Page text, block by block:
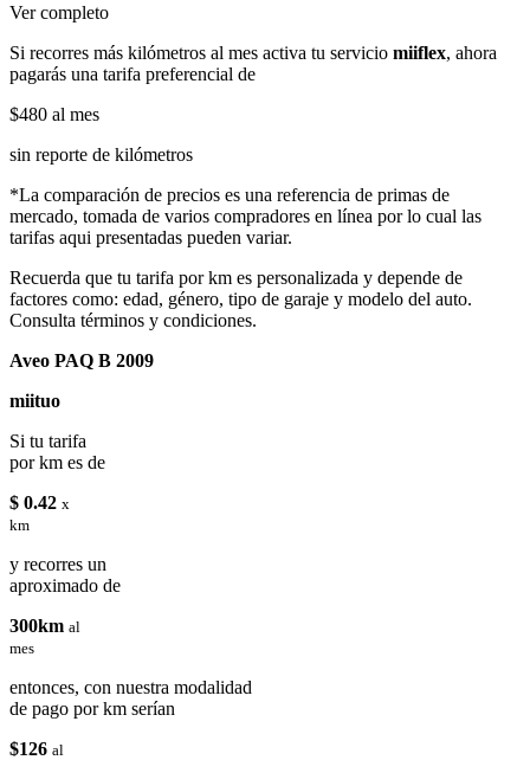
Ver completo
Si recorres más kilómetros al mes activa tu servicio miiflex, ahora
pagarás una tarifa preferencial de
$480 al mes
sin reporte de kilómetros
*La comparación de precios es una referencia de primas de
mercado, tomada de varios compradores en línea por lo cual las
tarifas aqui presentadas pueden variar.
Recuerda que tu tarifa por km es personalizada y depende de
factores como: edad, género, tipo de garaje y modelo del auto.
Consulta términos y condiciones.
Aveo PAQ B 2009
miituo
Si tu tarifa
por km es de
$ 0.42 x
km
y recorres un
aproximado de
300km al
mes
entonces, con nuestra modalidad
de pago por km serían
$126 al